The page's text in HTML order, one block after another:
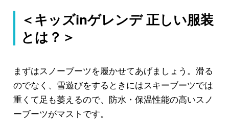
＜キッズinゲレンデ 正しい服装
とは？＞
まずはスノーブーツを履かせてあげましょう。滑る
のでなく、雪遊びをするときにはスキーブーツでは
重くて足も萎えるので、防水・保温性能の高いスノ
ーブーツがマストです。